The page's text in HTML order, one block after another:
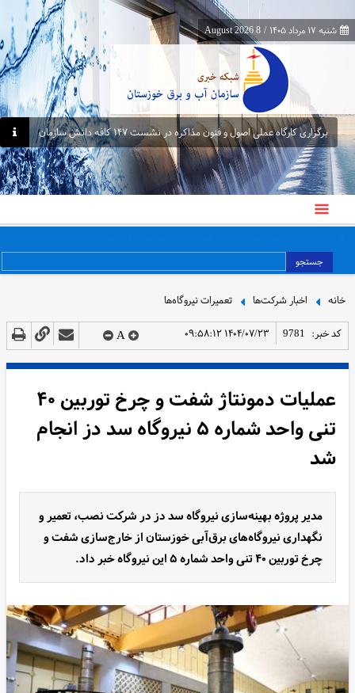
شنبه ۱۷ مرداد ۱۴۰۵ /
8 August 2026
برگزاری کارگاه عملی اصول و فنون مذاکره در نشست ۱۴۷ کافه دانش سازمان
جستجو
خانه اخبار شرکت‌ها تعمیرات نیروگاه‌ها
کد خبر: 9781 ۱۴۰۴/۰۷/۲۳ ۰۹:۵۸:۱۲ A
عملیات دمونتاژ شفت و چرخ توربین ۴۰
تنی واحد شماره ۵ نیروگاه سد دز انجام
شد
مدیر پروژه بهینه‌سازی نیروگاه سد دز در شرکت نصب، تعمیر و
نگهداری نیروگاه‌های برق‌آبی خوزستان از خارج‌سازی شفت و
چرخ توربین ۴۰ تنی واحد شماره ۵ این نیروگاه خبر داد.